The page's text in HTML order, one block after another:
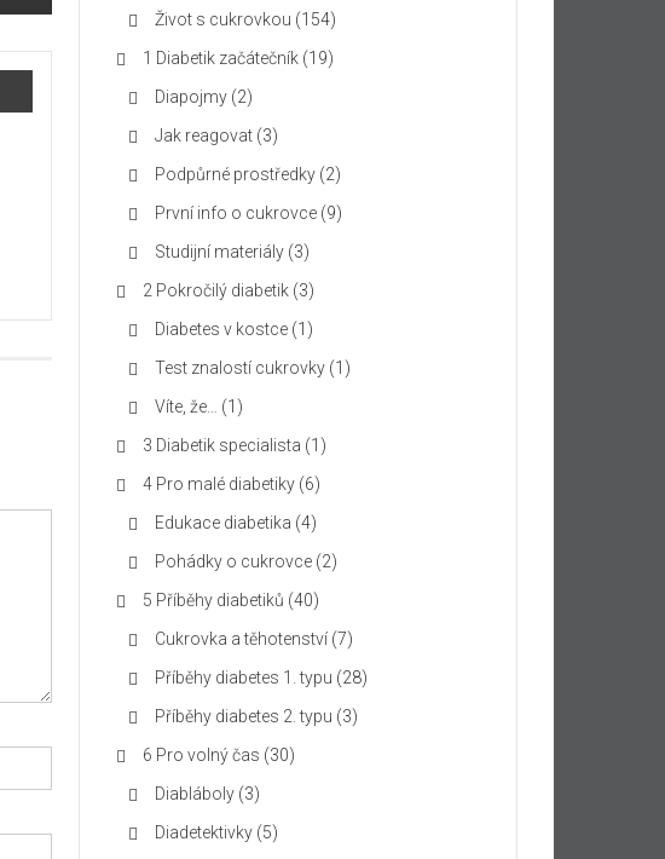
Život s cukrovkou (154)
1 Diabetik začátečník (19)
Diapojmy (2)
Jak reagovat (3)
Podpůrné prostředky (2)
První info o cukrovce (9)
Studijní materiály (3)
2 Pokročilý diabetik (3)
Diabetes v kostce (1)
Test znalostí cukrovky (1)
Víte, že…
(1)
3 Diabetik specialista (1)
4 Pro malé diabetiky (6)
Edukace diabetika (4)
Pohádky o cukrovce (2)
5 Příběhy diabetiků (40)
Cukrovka a těhotenství (7)
Příběhy diabetes 1. typu (28)
Příběhy diabetes 2. typu (3)
6 Pro volný čas (30)
Diabláboly (3)
Diadetektivky (5)